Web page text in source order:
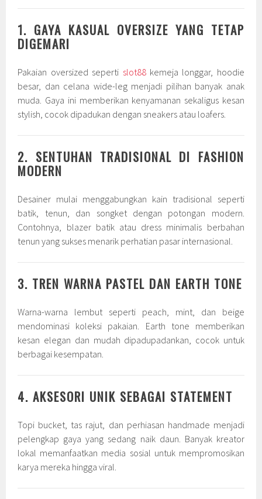
1. GAYA KASUAL OVERSIZE YANG TETAP
DIGEMARI
Pakaian oversized seperti slot88kemeja longgar, hoodie
besar, dan celana wide-leg menjadi pilihan banyak anak
muda. Gaya ini memberikan kenyamanan sekaligus kesan
stylish, cocok dipadukan dengan sneakers atau loafers.
2. SENTUHAN TRADISIONAL DI FASHION
MODERN
Desainer mulai menggabungkan kain tradisional seperti
batik, tenun, dan songket dengan potongan modern.
Contohnya, blazer batik atau dress minimalis berbahan
tenun yang sukses menarik perhatian pasar internasional.
3. TREN WARNA PASTEL DAN EARTH TONE
Warna-warna lembut seperti peach, mint, dan beige
mendominasi koleksi pakaian. Earth tone memberikan
kesan elegan dan mudah dipadupadankan, cocok untuk
berbagai kesempatan.
4. AKSESORI UNIK SEBAGAI STATEMENT
Topi bucket, tas rajut, dan perhiasan handmade menjadi
pelengkap gaya yang sedang naik daun. Banyak kreator
lokal memanfaatkan media sosial untuk mempromosikan
karya mereka hingga viral.